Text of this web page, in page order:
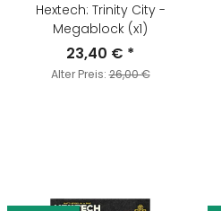
Hextech: Trinity City -
Megablock (x1)
23,40 € *
Alter Preis:26,00 €